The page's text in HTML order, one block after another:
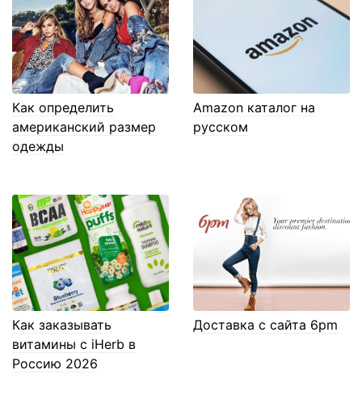
Как определить
американский размер
одежды
Amazon каталог на
русском
Как заказывать
витамины с iHerb в
Россию 2026
Доставка с сайта 6pm